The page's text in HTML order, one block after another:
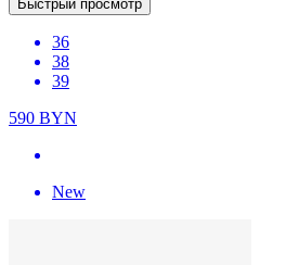
Быстрый просмотр
36
38
39
590 BYN
New